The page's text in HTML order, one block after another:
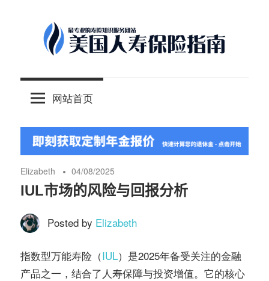
content
美
人
寿
保
险
最
国
保
理
财
服
务
网站首页
Elizabeth 04/08/2025
IUL市场的风险与回报分析
Posted by Elizabeth
指数型万能寿险（IUL）是2025年备受关注的金融
产品之一，结合了人寿保障与投资增值。它的核心